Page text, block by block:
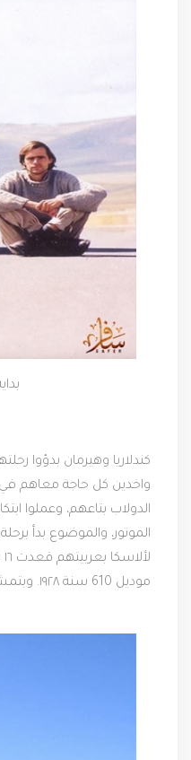
واخدين كل حاجة معاهم في
الدولاب بتاعهم، وعملوا
الموتور، والموضوع بدأ
موديل 610 سنة ١٩٢٨. وبتمشي ٤٠ ميل في الساعة.